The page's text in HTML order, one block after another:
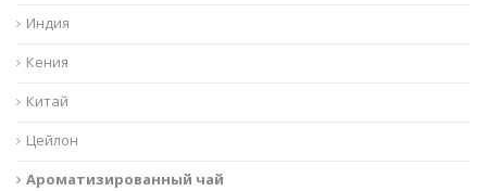
Индия
Кения
Китай
Цейлон
Ароматизированный чай